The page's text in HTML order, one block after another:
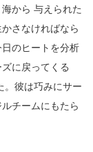
から 与えられた
さなければなら
のヒートを分析
に戻ってくる
。彼は巧みにサー
チームにもたら